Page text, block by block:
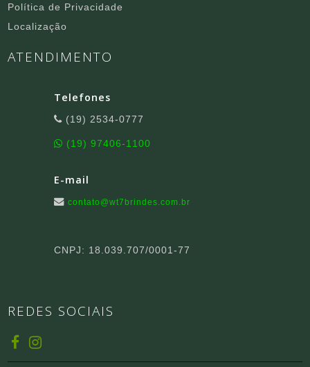
Política de Privacidade
Localização
ATENDIMENTO
Telefones
(19) 2534-0777
(19) 97406-1100
E-mail
contato@wt7brindes.com.br
CNPJ: 18.039.707/0001-77
REDES SOCIAIS